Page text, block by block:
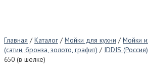
Главная / Каталог / Мойки для кухни / Мойки
(сатин, бронза, золото, графит) / IDDIS (Россия)
650 (в шёлке)